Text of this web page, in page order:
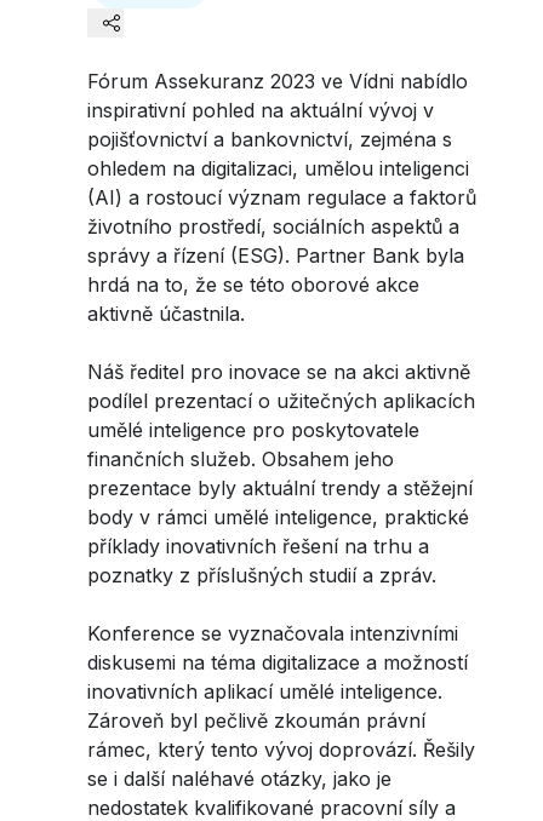
Workshopy Ženy a finance
nadhled a nastavení mysli k prosperitě
Partner Bank
Finanční poradenství pro ženy
Planting Hope Project
Fund for Education (FFE)
Vaše kariéra
Benefity
Postup při podání žádosti
Otevřené pozice
nadhled a nastavení mysli k prosperitě
Partner Bank
Finanční poradenství pro ženy
Planting Hope Project
Semináře Ženy & Finance
Fund for Education (FFE)
Vaše kariéra
Benefity
Postup při podání žádosti
Otevřené pozice
Linkedin
Facebook
Whatsapp
Telegram
Fórum Assekuranz 2023 ve Vídni nabídlo
inspirativní pohled na aktuální vývoj v
pojišťovnictví a bankovnictví, zejména s
ohledem na digitalizaci, umělou inteligenci
(AI) a rostoucí význam regulace a faktorů
životního prostředí, sociálních aspektů a
správy a řízení (ESG). Partner Bank byla
hrdá na to, že se této oborové akce
aktivně účastnila.
Náš ředitel pro inovace se na akci aktivně
podílel prezentací o užitečných aplikacích
umělé inteligence pro poskytovatele
finančních služeb. Obsahem jeho
prezentace byly aktuální trendy a stěžejní
body v rámci umělé inteligence, praktické
příklady inovativních řešení na trhu a
poznatky z příslušných studií a zpráv.
Konference se vyznačovala intenzivními
diskusemi na téma digitalizace a možností
inovativních aplikací umělé inteligence.
Zároveň byl pečlivě zkoumán právní
rámec, který tento vývoj doprovází. Řešily
se i další naléhavé otázky, jako je
nedostatek kvalifikované pracovní síly a